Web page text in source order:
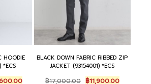
HOODIE
*ECS
Current
BLACK DOWN FABRIC RIBBED ZIP
JACKET (93154001) *ECS
฿17,000.00 Original
฿11,900.00Current